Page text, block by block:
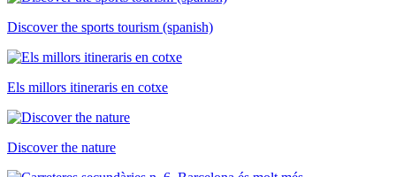
Discover the sports tourism (spanish)
Els millors itineraris en cotxe
Discover the nature